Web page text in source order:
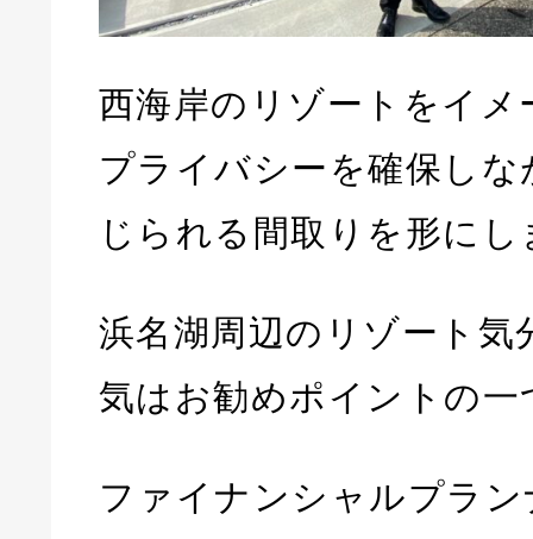
西海岸のリゾートをイメ
プライバシーを確保しな
じられる間取りを形にし
浜名湖周辺のリゾート気
気はお勧めポイントの一
ファイナンシャルプラ